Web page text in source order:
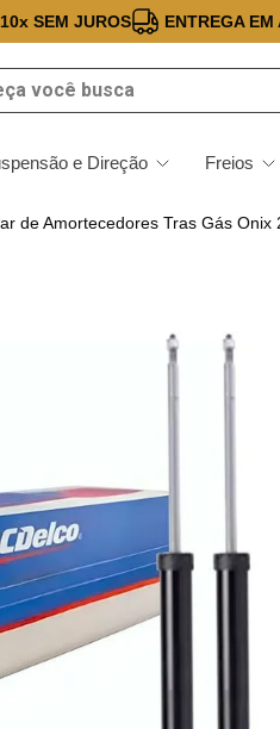
SEM JUROS ENTREGA
busca
e Direção Freios
de Amortecedores Tras Gás